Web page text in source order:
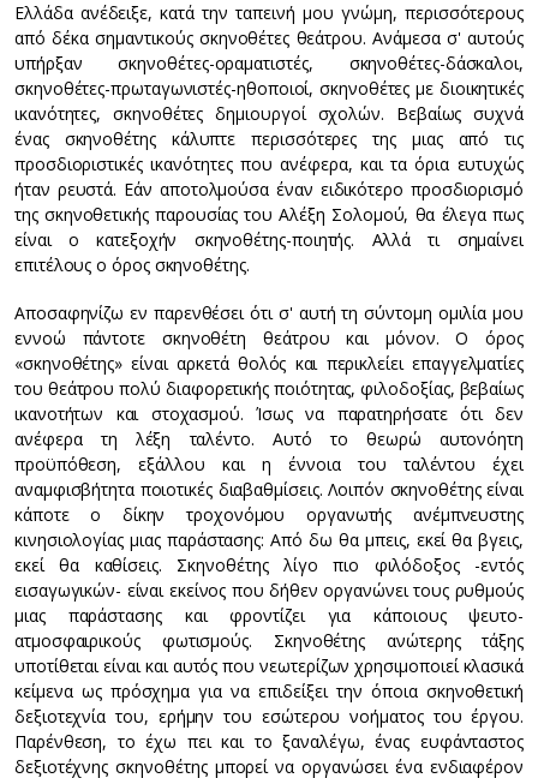
Ελλάδα ανέδειξε, κατά την ταπεινή μου γνώμη, περισσότερους
από δέκα σημαντικούς σκηνοθέτες θεάτρου. Ανάμεσα σ' αυτούς
υπήρξαν σκηνοθέτες-οραματιστές, σκηνοθέτες-δάσκαλοι,
σκηνοθέτες-πρωταγωνιστές-ηθοποιοί, σκηνοθέτες με διοικητικές
ικανότητες, σκηνοθέτες δημιουργοί σχολών. Βεβαίως συχνά
ένας σκηνοθέτης κάλυπτε περισσότερες της μιας από τις
προσδιοριστικές ικανότητες που ανέφερα, και τα όρια ευτυχώς
ήταν ρευστά. Εάν αποτολμούσα έναν ειδικότερο προσδιορισμό
της σκηνοθετικής παρουσίας του Αλέξη Σολομού, θα έλεγα πως
είναι ο κατεξοχήν σκηνοθέτης-ποιητής. Αλλά τι σημαίνει
επιτέλους ο όρος σκηνοθέτης.
Αποσαφηνίζω εν παρενθέσει ότι σ' αυτή τη σύντομη ομιλία μου
εννοώ πάντοτε σκηνοθέτη θεάτρου και μόνον. Ο όρος
«σκηνοθέτης» είναι αρκετά θολός και περικλείει επαγγελματίες
του θεάτρου πολύ διαφορετικής ποιότητας, φιλοδοξίας, βεβαίως
ικανοτήτων και στοχασμού. Ίσως να παρατηρήσατε ότι δεν
ανέφερα τη λέξη ταλέντο. Αυτό το θεωρώ αυτονόητη
προϋπόθεση, εξάλλου και η έννοια του ταλέντου έχει
αναμφισβήτητα ποιοτικές διαβαθμίσεις. Λοιπόν σκηνοθέτης είναι
κάποτε ο δίκην τροχονόμου οργανωτής ανέμπνευστης
κινησιολογίας μιας παράστασης: Από δω θα μπεις, εκεί θα βγεις,
εκεί θα καθίσεις. Σκηνοθέτης λίγο πιο φιλόδοξος -εντός
εισαγωγικών- είναι εκείνος που δήθεν οργανώνει τους ρυθμούς
μιας παράστασης και φροντίζει για κάποιους ψευτο-
ατμοσφαιρικούς φωτισμούς. Σκηνοθέτης ανώτερης τάξης
υποτίθεται είναι και αυτός που νεωτερίζων χρησιμοποιεί κλασικά
κείμενα ως πρόσχημα για να επιδείξει την όποια σκηνοθετική
δεξιοτεχνία του, ερήμην του εσώτερου νοήματος του έργου.
Παρένθεση, το έχω πει και το ξαναλέγω, ένας ευφάνταστος
δεξιοτέχνης σκηνοθέτης μπορεί να οργανώσει ένα ενδιαφέρον